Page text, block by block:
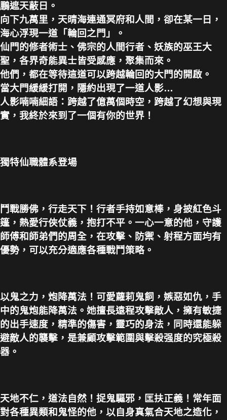
鵬遮天蔽日。
向下九萬里，天晴海連通冥府和人間，卻在某一日，
海心浮現一道「輪回之門」。
仙門的修者術士、佛宗的人間行者、妖族的巫王大
聖，各界奇能異士皆受感應，聚集而來。
他們，都在等待這道可以跨越輪回的大門的開啟。
當大門緩緩打開，隱約出現了一道人影…
人影喃喃細語：跨越了億萬個時空，跨越了幻想與現
實，我終於來到了一個有你的世界！
獨特仙職體系登場
鬥戰勝佛，行走天下！行者手持如意棒，身披紅色斗
篷，熱愛行俠仗義，抱打不平。一心一意的他，守護
師傅和師弟們的周全，在攻擊、防禦、射程方面均有
優勢，可以充分適應各種戰鬥策略。
以鬼之力，炮降萬法！可愛蘿莉鬼飼，嫉惡如仇，手
中的鬼炮能降萬法。她擅長遠程攻擊敵人，擁有敏捷
的出手速度，精準的傷害，靈巧的身法，同時還能躲
避敵人的襲擊，是兼顧攻擊範圍與擊殺强度的究極殺
器。
天地不仁，道法自然！捉鬼驅邪，匡扶正義！常年面
對各種異類和鬼怪的他，以自身真氣合天地之造化，